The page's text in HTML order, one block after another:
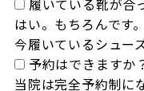
履いている靴が合
はい。もちろんです。
今履いているシュー
予約はできますか
当院は完全予約制に